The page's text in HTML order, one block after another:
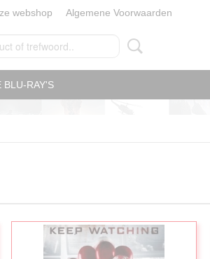
webshop Algemene Voorwaarden
BLU-RAY'S